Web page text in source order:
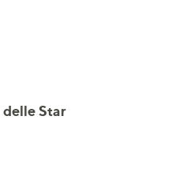
delle Star